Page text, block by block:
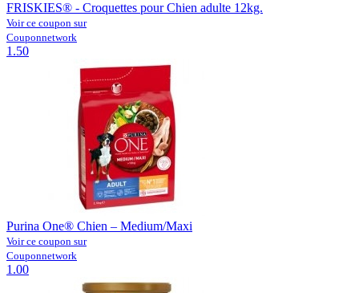
FRISKIES® - Croquettes pour Chien adulte 12kg.
Voir ce coupon sur
Couponnetwork
1.50
Purina One® Chien – Medium/Maxi
Voir ce coupon sur
Couponnetwork
1.00